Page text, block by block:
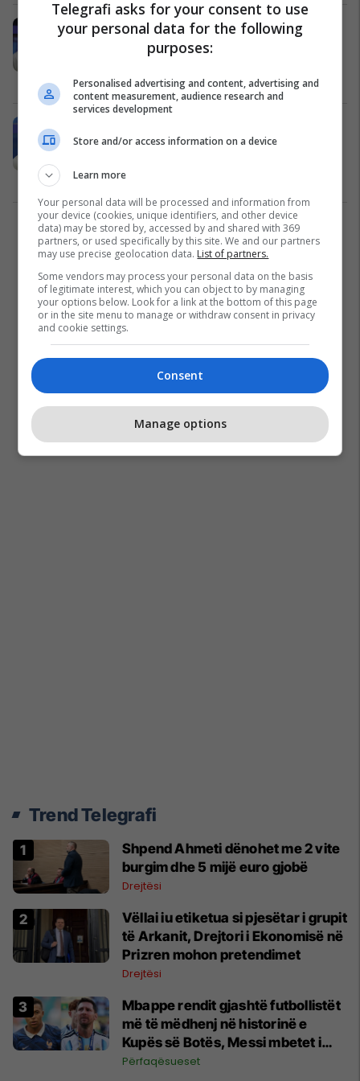
Eriksson emëron dy zgjedhjet e tij
kryesore për të zëvendësuar
Përfaqësueset 19/07/2024
shokues hedh kandidaturën për t'u
Përfaqësueset
1
Trend Telegrafi
Shpend Ahmeti dënohet me 2 vite
burgim dhe 5 mijë euro gjobë
Drejtësi
Vëllai iu etiketua si pjesëtar i grupit
të Arkanit, Drejtori i Ekonomisë në
Prizren mohon pretendimet
Drejtësi
Mbappe rendit gjashtë futbollistët
më të mëdhenj në historinë e
Kupës së Botës, Messi mbetet i
dyti
Përfaqësueset
Telegrafi asks for your consent to use
your personal data for the following
purposes:
Personalised advertising and content, advertising and
content measurement, audience research and
services development
Store and/or access information on a device
Learn more
Your personal data will be processed and information from
your device (cookies, unique identifiers, and other device
data) may be stored by, accessed by and shared with 369
partners, or used specifically by this site. We and our partners
may use precise geolocation data. List of partners.
Some vendors may process your personal data on the basis
of legitimate interest, which you can object to by managing
your options below. Look for a link at the bottom of this page
or in the site menu to manage or withdraw consent in privacy
and cookie settings.
Consent
Manage options